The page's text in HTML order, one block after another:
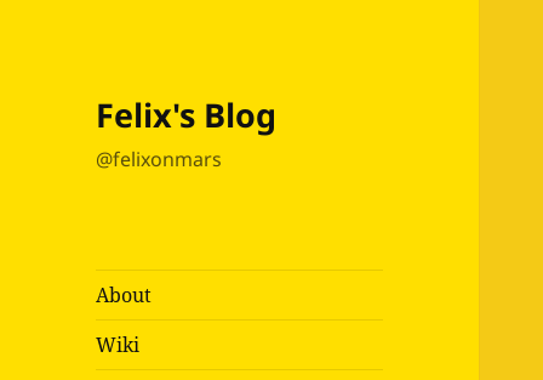
Felix's Blog
@felixonmars
About
Wiki